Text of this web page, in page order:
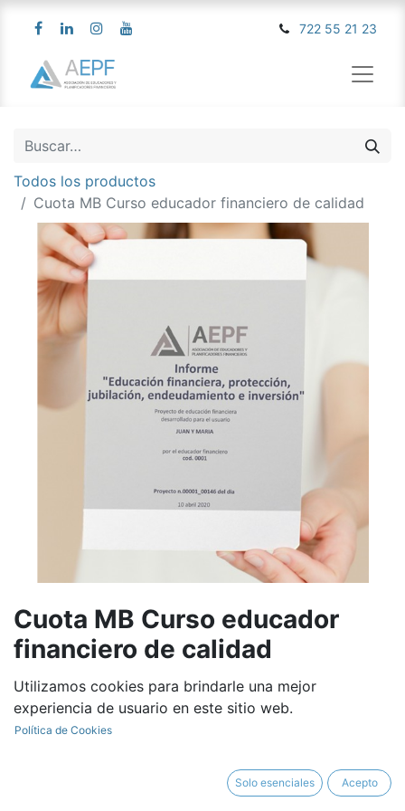
722 55 21 23
Todos los productos
Cuota MB Curso educador financiero de calidad
Cuota MB Curso educador
financiero de calidad
500,00€
AÑADIR AL CARRITO
Utilizamos cookies para brindarle una mejor
experiencia de usuario en este sitio web.
Política de Cookies
Solo esenciales Acepto